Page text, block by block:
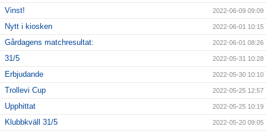
Vinst! 2022-06-09 09:09
Nytt i kiosken 2022-06-01 10:15
Gårdagens matchresultat: 2022-06-01 08:26
31/5 2022-05-31 10:28
Erbjudande 2022-05-30 10:10
Trollevi Cup 2022-05-25 12:57
Upphittat 2022-05-25 10:19
Klubbkväll 31/5 2022-05-20 09:05